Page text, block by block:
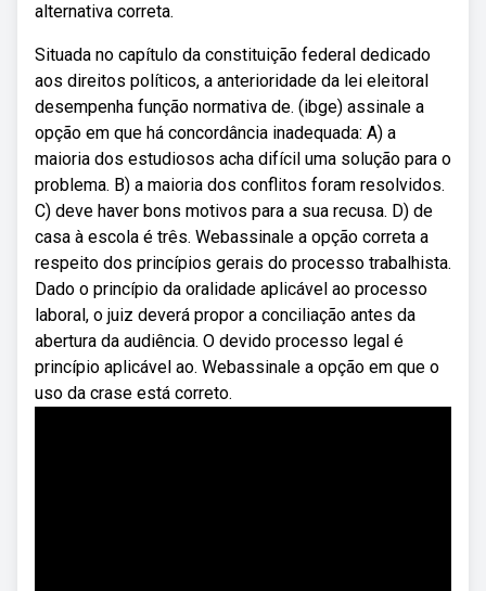
alternativa correta.
Situada no capítulo da constituição federal dedicado
aos direitos políticos, a anterioridade da lei eleitoral
desempenha função normativa de. (ibge) assinale a
opção em que há concordância inadequada: A) a
maioria dos estudiosos acha difícil uma solução para o
problema. B) a maioria dos conflitos foram resolvidos.
C) deve haver bons motivos para a sua recusa. D) de
casa à escola é três. Webassinale a opção correta a
respeito dos princípios gerais do processo trabalhista.
Dado o princípio da oralidade aplicável ao processo
laboral, o juiz deverá propor a conciliação antes da
abertura da audiência. O devido processo legal é
princípio aplicável ao. Webassinale a opção em que o
uso da crase está correto.